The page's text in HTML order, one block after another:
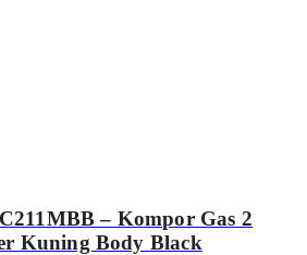
– Kompor Gas 2
Kuning Body Black